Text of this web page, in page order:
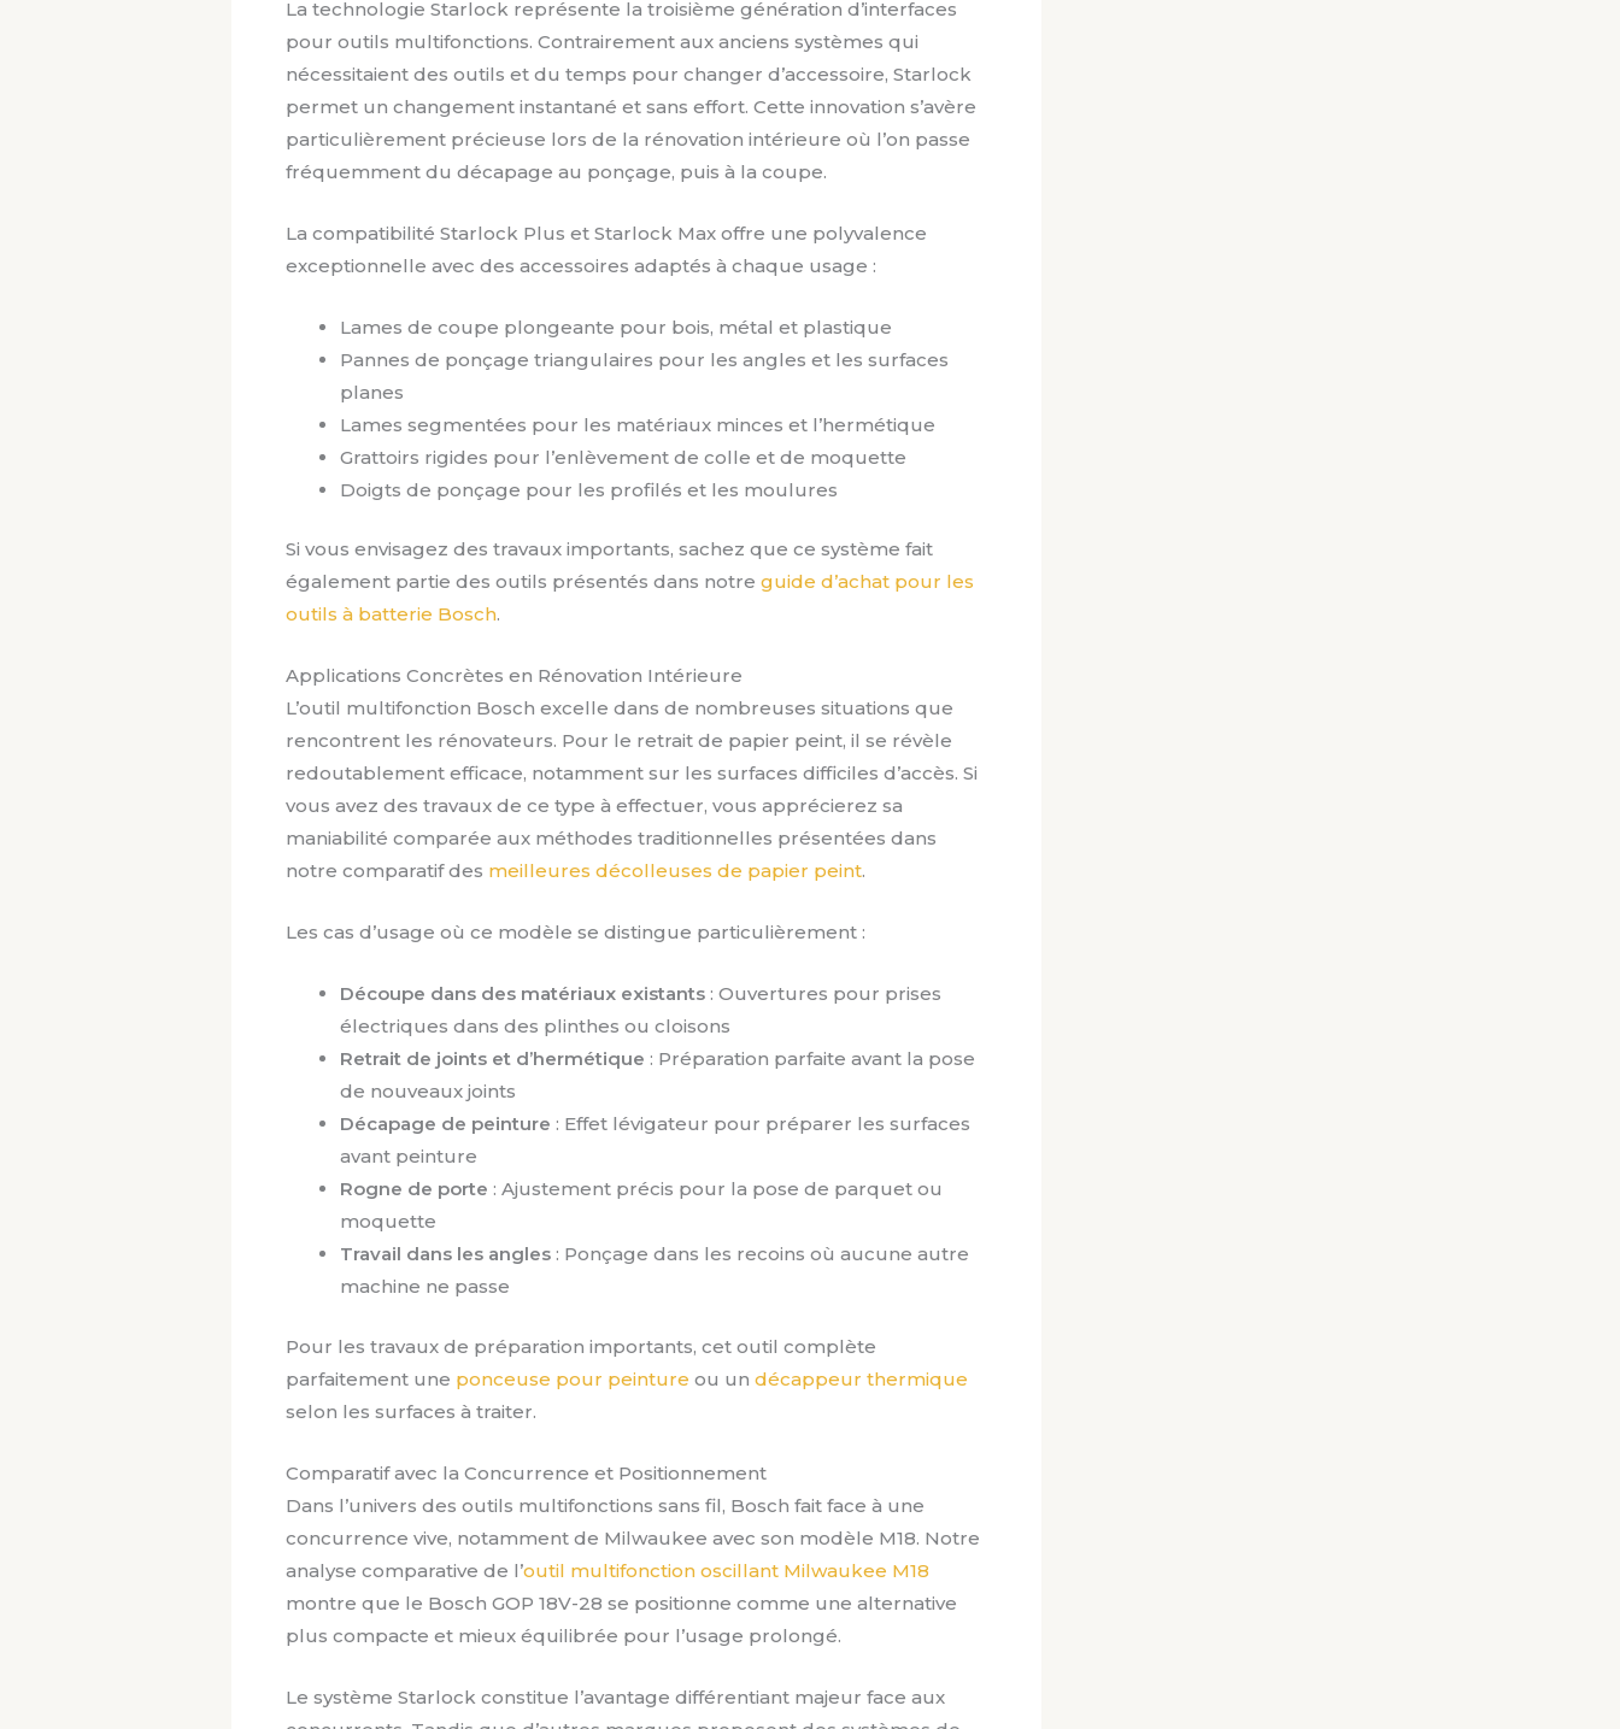
La technologie Starlock représente la troisième génération d’interfaces
pour outils multifonctions. Contrairement aux anciens systèmes qui
nécessitaient des outils et du temps pour changer d’accessoire, Starlock
permet un changement instantané et sans effort. Cette innovation s’avère
particulièrement précieuse lors de la rénovation intérieure où l’on passe
fréquemment du décapage au ponçage, puis à la coupe.
La compatibilité Starlock Plus et Starlock Max offre une polyvalence
exceptionnelle avec des accessoires adaptés à chaque usage :
Lames de coupe plongeante pour bois, métal et plastique
Pannes de ponçage triangulaires pour les angles et les surfaces
planes
Lames segmentées pour les matériaux minces et l’hermétique
Grattoirs rigides pour l’enlèvement de colle et de moquette
Doigts de ponçage pour les profilés et les moulures
Si vous envisagez des travaux importants, sachez que ce système fait
également partie des outils présentés dans notre guide d’achat pour les
outils à batterie Bosch.
Applications Concrètes en Rénovation Intérieure
L’outil multifonction Bosch excelle dans de nombreuses situations que
rencontrent les rénovateurs. Pour le retrait de papier peint, il se révèle
redoutablement efficace, notamment sur les surfaces difficiles d’accès. Si
vous avez des travaux de ce type à effectuer, vous apprécierez sa
maniabilité comparée aux méthodes traditionnelles présentées dans
notre comparatif des meilleures décolleuses de papier peint.
Les cas d’usage où ce modèle se distingue particulièrement :
Découpe dans des matériaux existants : Ouvertures pour prises
électriques dans des plinthes ou cloisons
Retrait de joints et d’hermétique : Préparation parfaite avant la pose
de nouveaux joints
Décapage de peinture : Effet lévigateur pour préparer les surfaces
avant peinture
Rogne de porte : Ajustement précis pour la pose de parquet ou
moquette
Travail dans les angles : Ponçage dans les recoins où aucune autre
machine ne passe
Pour les travaux de préparation importants, cet outil complète
parfaitement une ponceuse pour peinture ou un décappeur thermique
selon les surfaces à traiter.
Comparatif avec la Concurrence et Positionnement
Dans l’univers des outils multifonctions sans fil, Bosch fait face à une
concurrence vive, notamment de Milwaukee avec son modèle M18. Notre
analyse comparative de l’outil multifonction oscillant Milwaukee M18
montre que le Bosch GOP 18V-28 se positionne comme une alternative
plus compacte et mieux équilibrée pour l’usage prolongé.
Le système Starlock constitue l’avantage différentiant majeur face aux